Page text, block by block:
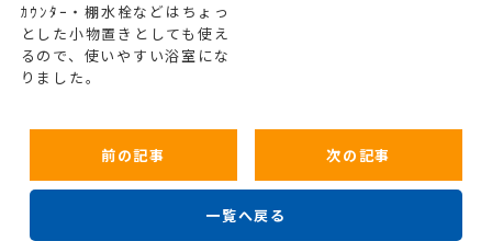
ｶｳﾝﾀｰ・棚水栓などはちょっ
とした小物置きとしても使え
るので、使いやすい浴室にな
りました。
前の記事 次の記事
一覧へ戻る